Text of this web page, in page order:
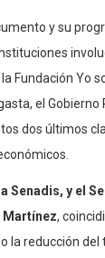
y su
Fundación Yo
el Gobierno
dos últimos
Senadis, y el
,
la reducción del